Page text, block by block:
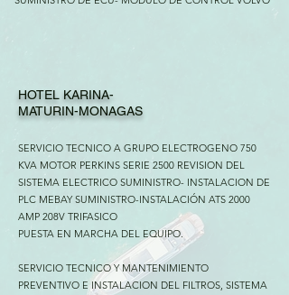
HOTEL KARINA-
MATURIN-MONAGAS
SERVICIO TECNICO A GRUPO ELECTROGENO 750
KVA MOTOR PERKINS SERIE 2500 REVISION DEL
SISTEMA ELECTRICO SUMINISTRO- INSTALACION DE
PLC MEBAY SUMINISTRO-INSTALACIÓN ATS 2000
AMP 208V TRIFASICO
PUESTA EN MARCHA DEL EQUIPO.
SERVICIO TECNICO Y MANTENIMIENTO
PREVENTIVO E INSTALACION DEL FILTROS, SISTEMA